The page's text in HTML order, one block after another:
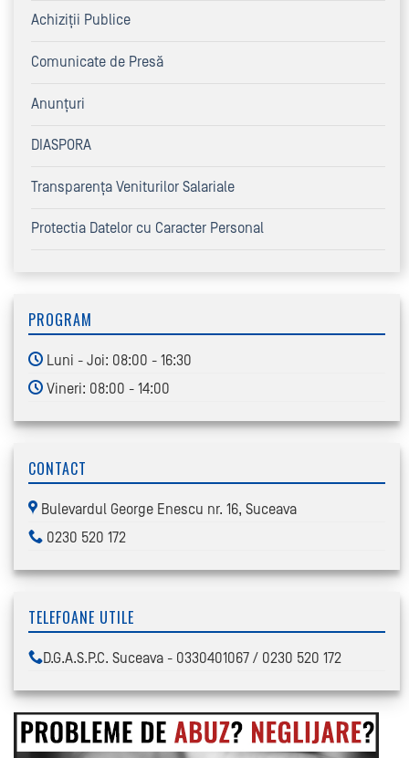
Achiziţii Publice
Comunicate de Presă
Anunțuri
DIASPORA
Transparența Veniturilor Salariale
Protectia Datelor cu Caracter Personal
PROGRAM
Luni - Joi: 08:00 - 16:30
Vineri: 08:00 - 14:00
CONTACT
Bulevardul George Enescu nr. 16, Suceava
0230 520 172
TELEFOANE UTILE
D.G.A.S.P.C. Suceava - 0330401067 / 0230 520 172